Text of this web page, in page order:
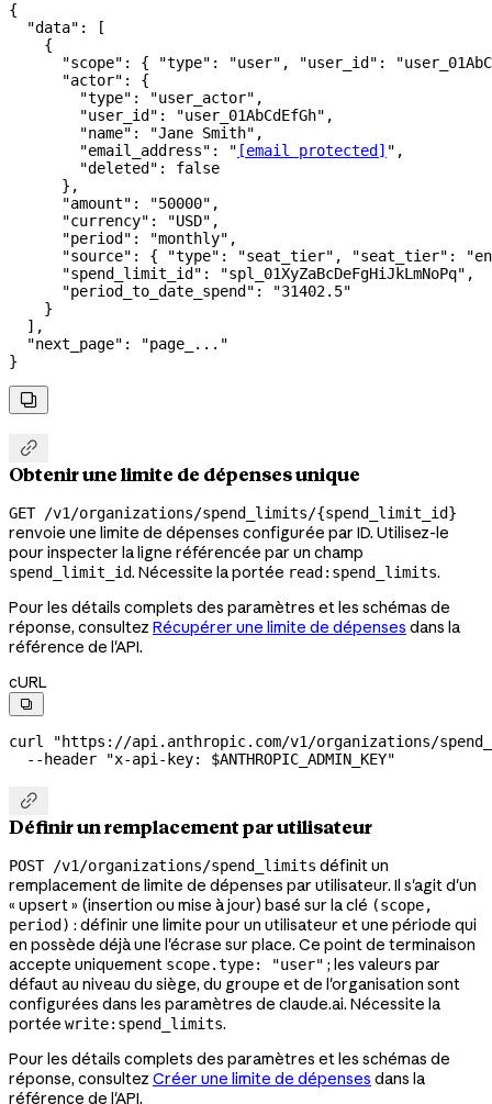
{
  "data"
: [
    {
      "scope"
: { "type" : "user" , "user_id" :
      "actor"
: {
        "type"
: "user_actor" ,
        "user_id"
: "user_01AbCdEfGh" ,
        "name"
: "Jane Smith" ,
        "email_address"
: " [email protected] " ,
        "deleted"
: false
      },
      "amount"
: "50000" ,
      "currency"
: "USD" ,
      "period"
: "monthly" ,
      "source"
: { "type" : "seat_tier" , "seat_tier" :
      "spend_limit_id"
: "spl_01XyZaBcDeFgHiJkLmNoPq" ,
      "period_to_date_spend"
:
"31402.5"
    }
  ],
  "next_page"
:
"page_..."
}


Obtenir une limite de dépenses unique
GET /v1/organizations/spend_limits/{spend_limit_id}
renvoie une limite de dépenses configurée par ID. Utilisez-le
pour inspecter la ligne référencée par un champ
spend_limit_id. Nécessite la portée read:spend_limits.
Pour les détails complets des paramètres et les schémas de
réponse, consultez Récupérer une limite de dépenses dans la
référence de l'API.
cURL

curl
"https://api.anthropic.com/v1/organizations/
  --header
"x-api-key: $ANTHROPIC_ADMIN_KEY"

Définir un remplacement par utilisateur
POST /v1/organizations/spend_limits définit un
remplacement de limite de dépenses par utilisateur. Il s'agit d'un
« upsert » (insertion ou mise à jour) basé sur la clé (scope,
period) : définir une limite pour un utilisateur et une période qui
en possède déjà une l'écrase sur place. Ce point de terminaison
accepte uniquement scope.type: "user" ; les valeurs par
défaut au niveau du siège, du groupe et de l'organisation sont
configurées dans les paramètres de claude.ai. Nécessite la
portée write:spend_limits.
Pour les détails complets des paramètres et les schémas de
réponse, consultez Créer une limite de dépenses dans la
référence de l'API.